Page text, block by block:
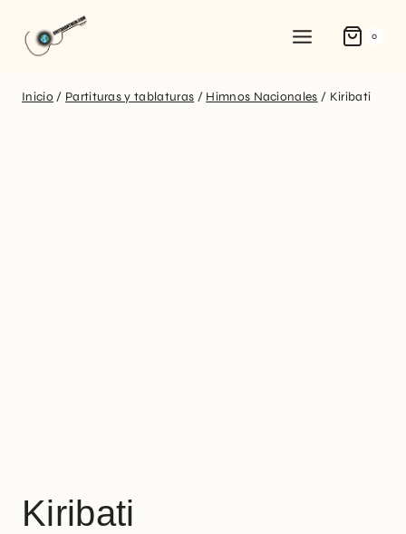
0
Inicio / Partituras y tablaturas / Himnos Nacionales / Kiribati
Kiribati